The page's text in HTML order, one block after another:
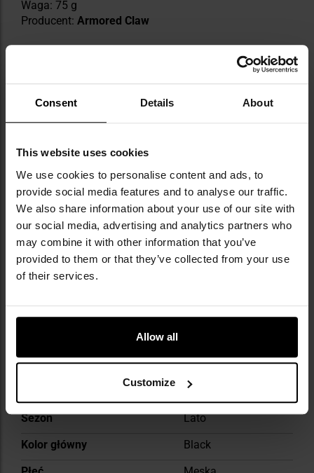
Consent Details About
This website uses cookies
We use cookies to personalise content and ads, to
provide social media features and to analyse our traffic.
We also share information about your use of our site with
our social media, advertising and analytics partners who
may combine it with other information that you’ve
provided to them or that they’ve collected from your use
of their services.
Allow all
Customize
Waga: 75 g
Producent: Armored Claw
Więcej
Ocieplenie
Obsługa ekranów
Tak
Typ materiału
Syntetyczny
Typ/przeznaczenie
Taktyczne
Materiał dodatkowy
syntetyczna
Sezon
Lato
Kolor główny
Black